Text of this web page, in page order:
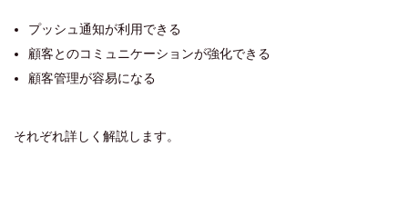
プッシュ通知が利用できる
顧客とのコミュニケーションが強化できる
顧客管理が容易になる
それぞれ詳しく解説します。